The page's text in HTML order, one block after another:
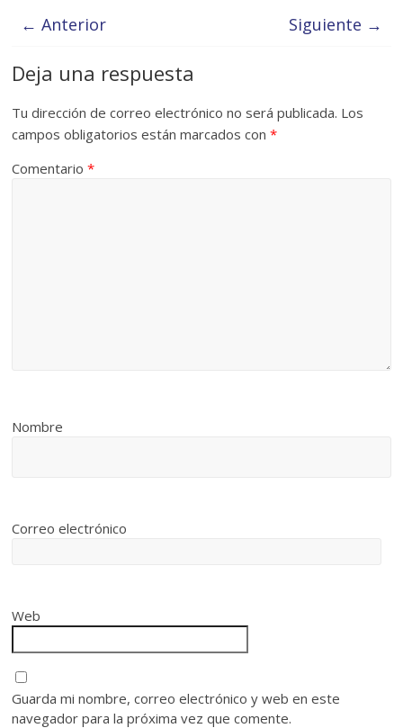
← Anterior Siguiente →
Deja una respuesta
Tu dirección de correo electrónico no será publicada. Los
campos obligatorios están marcados con*
Comentario*
Nombre
Correo electrónico
Web
Guarda mi nombre, correo electrónico y web en este
navegador para la próxima vez que comente.